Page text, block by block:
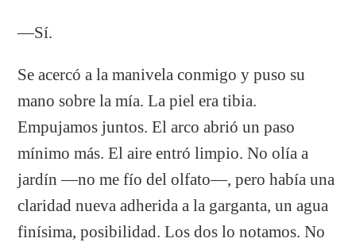
—Sí.
Se acercó a la manivela conmigo y puso su
mano sobre la mía. La piel era tibia.
Empujamos juntos. El arco abrió un paso
mínimo más. El aire entró limpio. No olía a
jardín —no me fío del olfato—, pero había una
claridad nueva adherida a la garganta, un agua
finísima, posibilidad. Los dos lo notamos. No